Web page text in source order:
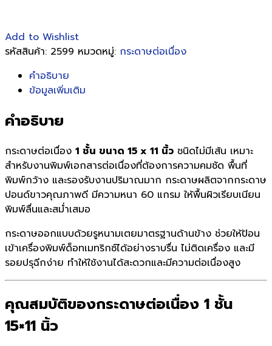
Add to Wishlist
รหัสสินค้า: 2599 หมวดหมู่: กระดาษต่อเนื่อง
คำอธิบาย
ข้อมูลเพิ่มเติม
คำอธิบาย
กระดาษต่อเนื่อง 1 ชั้น ขนาด 15 x 11 นิ้ว ชนิดไม่มีเส้น เหมาะ
สำหรับงานพิมพ์เอกสารต่อเนื่องที่ต้องการความคมชัด พื้นที่
พิมพ์กว้าง และรองรับงานปริมาณมาก กระดาษผลิตจากกระดาษ
ปอนด์ขาวคุณภาพดี มีความหนา 60 แกรม ให้พื้นผิวเรียบเนียน
พิมพ์ลื่นและสม่ำเสมอ
กระดาษออกแบบด้วยรูหนามเตยมาตรฐานด้านข้าง ช่วยให้ป้อน
เข้าเครื่องพิมพ์ด็อทเมทริกซ์ได้อย่างราบรื่น ไม่ติดเครื่อง และมี
รอยปรุฉีกง่าย ทำให้ใช้งานได้สะดวกและมีความต่อเนื่องสูง
คุณสมบัติของกระดาษต่อเนื่อง 1 ชั้น
15×11 นิ้ว